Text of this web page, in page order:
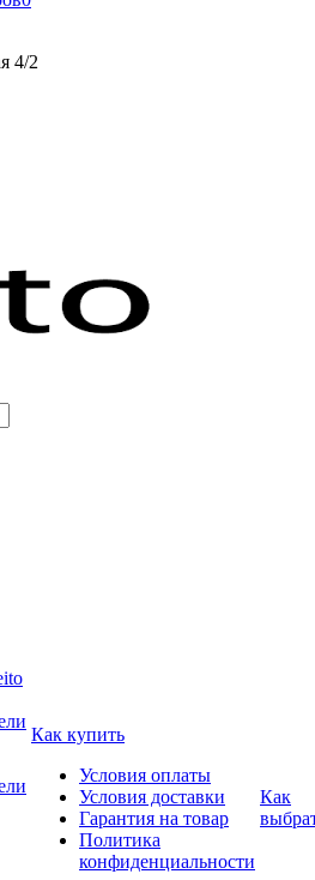
4/2
Как купить
Условия оплаты
Условия доставки
Гарантия на товар
Политика
конфиденциальности
Как